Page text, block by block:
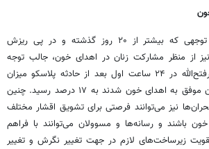
از سوی دیگر نکته قابل توجهی که بیشتر از ۲۰ روز گذشته و در پی ریزش
از منظر مشارکت زنان در اهدای خون،‌ جالب توجه
است. چرا که به گفته پورفتح‌الله در ۲۴ ساعت اول بعد از حادثه پلاسکو میزان
مراجعه بانوانی که در تهران موفق به اهدای خون شدند به ۱۷ درصد رسید. چنین
نیز می‌توانند فرصتی برای تشویق اقشار مختلف
باشند و رسانه‌ها و مسوولان می‌توانند با فراهم
زیرساخت‌های لازم در جهت تغییر نگرش و تغییر